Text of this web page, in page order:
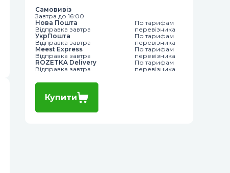
Самовивіз
Завтра до 16:00
Нова Пошта
Відправка завтра
По тарифам
перевізника
УкрПошта
Відправка завтра
По тарифам
перевізника
Meest Express
Відправка завтра
По тарифам
перевізника
ROZETKA Delivery
Відправка завтра
По тарифам
перевізника
Купити